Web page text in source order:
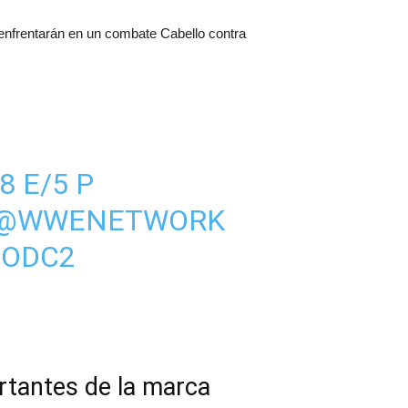
en un combate Cabello contra
E/5 P
de la marca